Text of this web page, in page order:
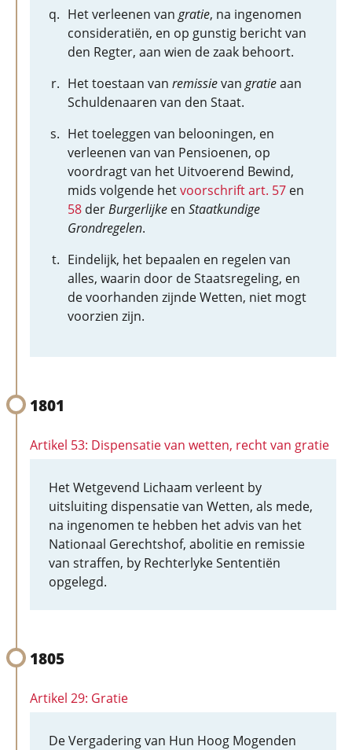
Het verleenen van gratie, na ingenomen
consideratiën, en op gunstig bericht van
den Regter, aan wien de zaak behoort.
Het toestaan van remissievan gratieaan
Schuldenaaren van den Staat.
Het toeleggen van belooningen, en
verleenen van van Pensioenen, op
voordragt van het Uitvoerend Bewind,
mids volgende hetvoorschrift art. 57 en
58 derBurgerlijke en Staatkundige
Grondregelen.
Eindelijk, het bepaalen en regelen van
alles, waarin door de Staatsregeling, en
de voorhanden zijnde Wetten, niet mogt
voorzien zijn.
1801
Artikel 53: Dispensatie van wetten, recht van gratie
Het Wetgevend Lichaam verleent by
uitsluiting dispensatie van Wetten, als mede,
na ingenomen te hebben het advis van het
Nationaal Gerechtshof, abolitie en remissie
van straffen, by Rechterlyke Sententiën
opgelegd.
1805
Artikel 29: Gratie
De Vergadering van Hun Hoog Mogenden